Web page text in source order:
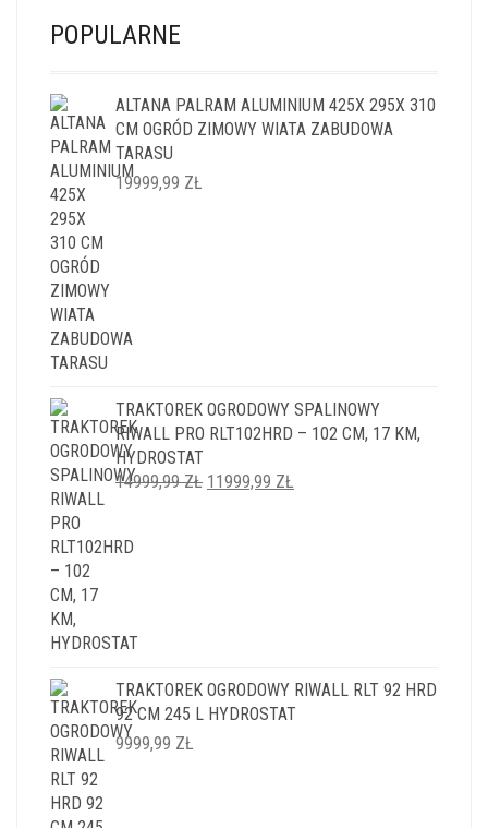
POPULARNE
ALTANA PALRAM ALUMINIUM 425X 295X 310
CM OGRÓD ZIMOWY WIATA ZABUDOWA
TARASU
19999,99 ZŁ
TRAKTOREK OGRODOWY SPALINOWY
RIWALL PRO RLT102HRD – 102 CM, 17 KM,
HYDROSTAT
14999,99ZŁ PIERWOTNA
11999,99 ZŁ
TRAKTOREK OGRODOWY RIWALL RLT 92 HRD
92 CM 245 L HYDROSTAT
9999,99 ZŁ